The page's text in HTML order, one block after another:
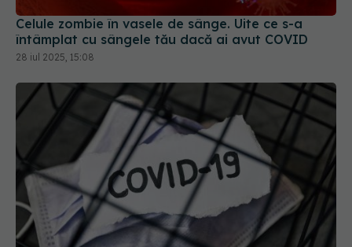
Celule zombie în vasele de sânge. Uite ce s-a
întâmplat cu sângele tău dacă ai avut COVID
28 iul 2025, 15:08